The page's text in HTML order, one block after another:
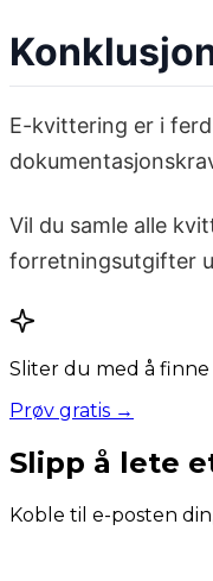
E-kvittering er i
Vil du samle alle
forretningsutgifter
Sliter du med å
Prøv gratis →
Slipp å lete
Koble til e-posten